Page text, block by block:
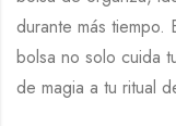
durante más tiempo.
bolsa no solo cuida
de magia a tu ritual